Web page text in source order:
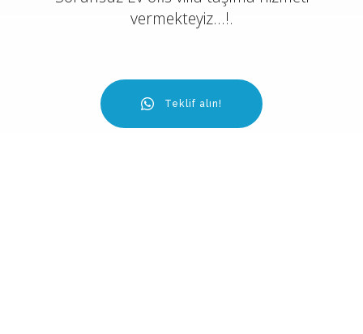
vermekteyiz...!.
Teklif alın!